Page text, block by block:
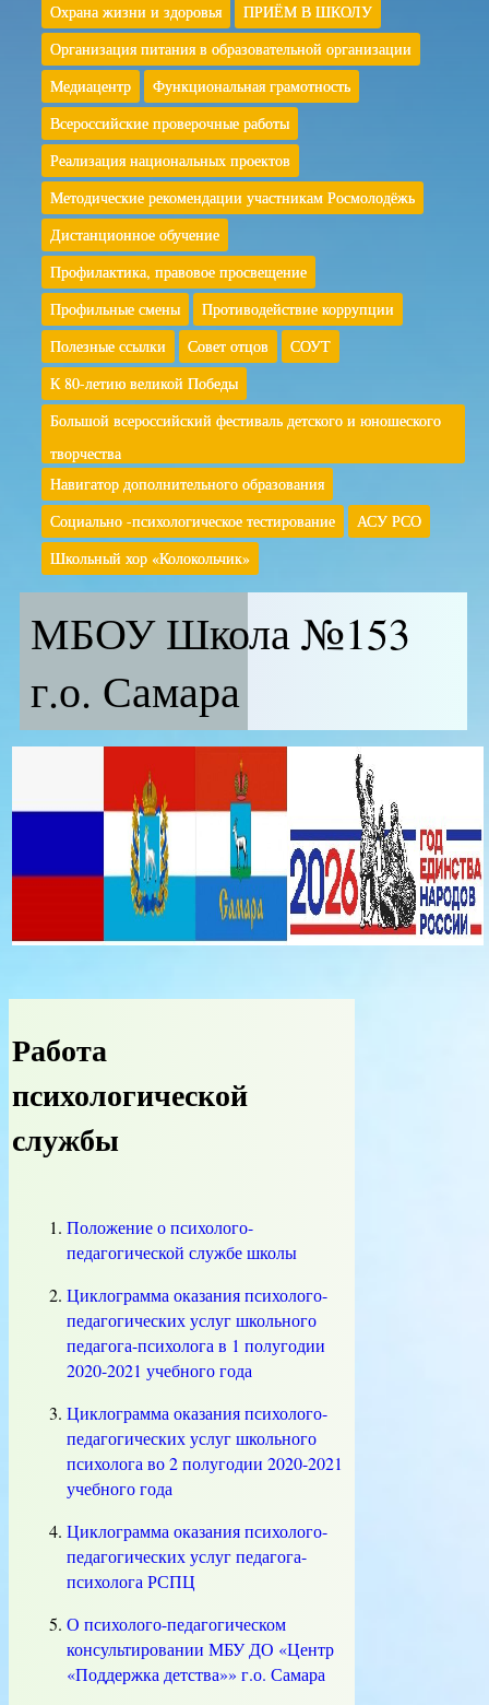
Охрана жизни и здоровья
ПРИЁМ В ШКОЛУ
Организация питания в образовательной организации
Медиацентр
Функциональная грамотность
Всероссийские проверочные работы
Реализация национальных проектов
Методические рекомендации участникам Росмолодёжь
Дистанционное обучение
Профилактика, правовое просвещение
Профильные смены
Противодействие коррупции
Полезные ссылки
Совет отцов
СОУТ
К 80-летию великой Победы
Большой всероссийский фестиваль детского и юношеского
творчества
Навигатор дополнительного образования
Социально -психологическое тестирование
АСУ РСО
Школьный хор «Колокольчик»
МБОУ Школа №153
г.о. Самара
Работа
психологической
службы
Положение о психолого-
педагогической службе школы
Циклограмма оказания психолого-
педагогических услуг школьного
педагога-психолога в 1 полугодии
2020-2021 учебного года
Циклограмма оказания психолого-
педагогических услуг школьного
психолога во 2 полугодии 2020-2021
учебного года
Циклограмма оказания психолого-
педагогических услуг педагога-
психолога РСПЦ
О психолого-педагогическом
консультировании МБУ ДО «Центр
«Поддержка детства»» г.о. Самара